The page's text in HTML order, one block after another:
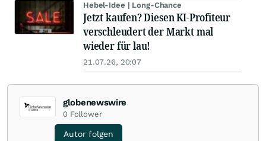
Hebel-Idee | Long-Chance
Jetzt kaufen? Diesen KI-Profiteur
verschleudert der Markt mal
wieder für lau!
21.07.26, 20:07
globenewswire
0 Follower
Autor folgen